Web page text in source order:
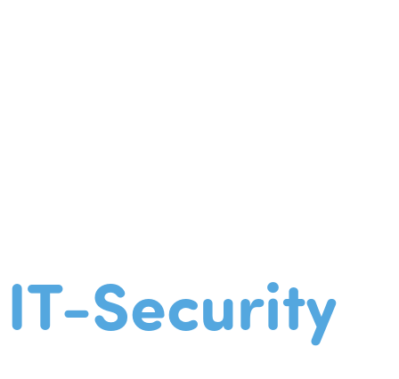
IT-Security